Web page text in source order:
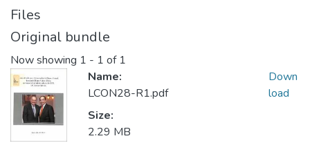
Files
Original bundle
Now showing 1 - 1 of 1
Name:
LCON28-R1.pdf
Size:
2.29 MB
Down
load